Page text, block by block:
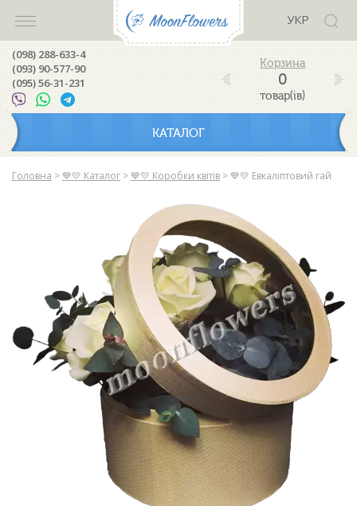
УКР
(098) 288-633-4
(093) 90-577-90
(095) 56-31-231
0
товар(ів)
КАТАЛОГ
Головна > 💙💛 Каталог > 💙💛 Коробки квітів > 💙💛 Евкаліптовий гай